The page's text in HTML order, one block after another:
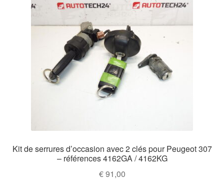
Kit de serrures d’occasion avec 2 clés pour Peugeot 307
– références 4162GA / 4162KG
€91,00